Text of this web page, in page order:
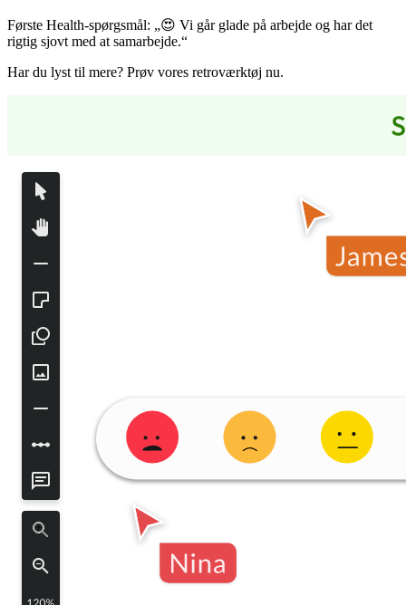
Første Health-spørgsmål: „😍 Vi går glade på arbejde og har det
rigtig sjovt med at samarbejde.“
Har du lyst til mere? Prøv vores retroværktøj nu.